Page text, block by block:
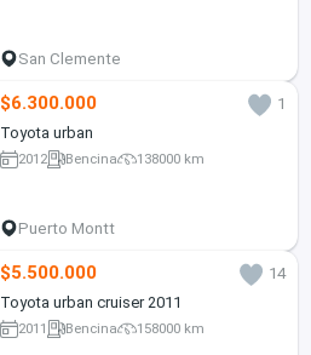
San Clemente
$6.300.000
1
Toyota urban
2012 Bencina 138000 km
Puerto Montt
$5.500.000
14
Toyota urban cruiser 2011
2011 Bencina 158000 km